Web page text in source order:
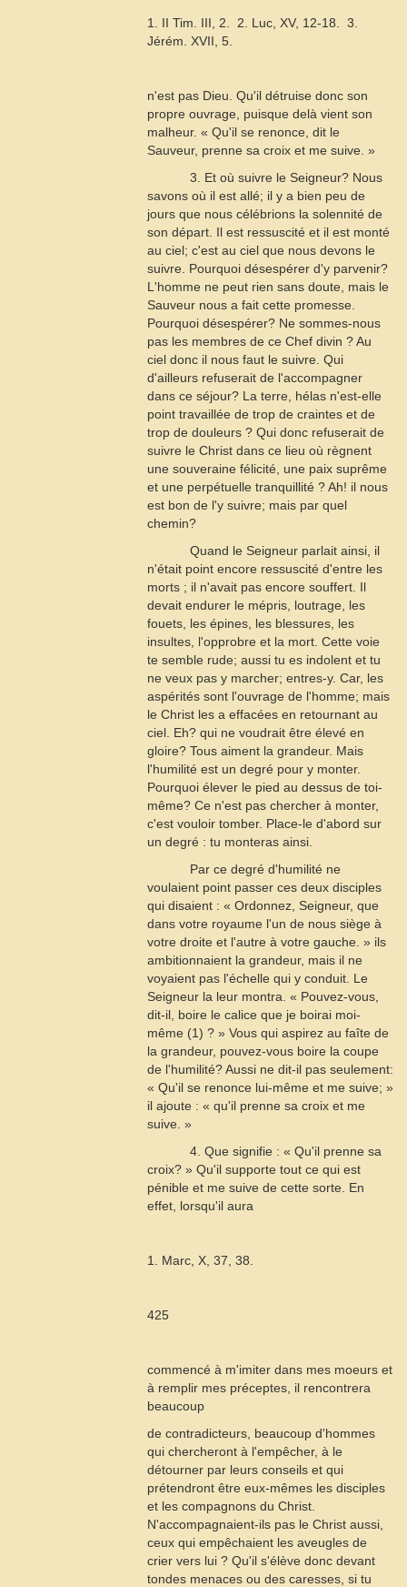
1. II Tim. III, 2.  2. Luc, XV, 12-18.  3.
Jérém. XVII, 5.
n'est pas Dieu. Qu'il détruise donc son
propre ouvrage, puisque delà vient son
malheur. « Qu'il se renonce, dit le
Sauveur, prenne sa croix et me suive. »
3. Et où suivre le Seigneur? Nous
savons où il est allé; il y a bien peu de
jours que nous célébrions la solennité de
son départ. Il est ressuscité et il est monté
au ciel; c'est au ciel que nous devons le
suivre. Pourquoi désespérer d'y parvenir?
L'homme ne peut rien sans doute, mais le
Sauveur nous a fait cette promesse.
Pourquoi désespérer? Ne sommes-nous
pas les membres de ce Chef divin ? Au
ciel donc il nous faut le suivre. Qui
d'ailleurs refuserait de l'accompagner
dans ce séjour? La terre, hélas n'est-elle
point travaillée de trop de craintes et de
trop de douleurs ? Qui donc refuserait de
suivre le Christ dans ce lieu où règnent
une souveraine félicité, une paix suprême
et une perpétuelle tranquillité ? Ah! il nous
est bon de l'y suivre; mais par quel
chemin?
Quand le Seigneur parlait ainsi, il
n'était point encore ressuscité d'entre les
morts ; il n'avait pas encore souffert. Il
devait endurer le mépris, loutrage, les
fouets, les épines, les blessures, les
insultes, l'opprobre et la mort. Cette voie
te semble rude; aussi tu es indolent et tu
ne veux pas y marcher; entres-y. Car, les
aspérités sont l'ouvrage de l'homme; mais
le Christ les a effacées en retournant au
ciel. Eh? qui ne voudrait être élevé en
gloire? Tous aiment la grandeur. Mais
l'humilité est un degré pour y monter.
Pourquoi élever le pied au dessus de toi-
même? Ce n'est pas chercher à monter,
c'est vouloir tomber. Place-le d'abord sur
un degré : tu monteras ainsi.
Par ce degré d'humilité ne
voulaient point passer ces deux disciples
qui disaient : « Ordonnez, Seigneur, que
dans votre royaume l'un de nous siège à
votre droite et l'autre à votre gauche. » ils
ambitionnaient la grandeur, mais il ne
voyaient pas l'échelle qui y conduit. Le
Seigneur la leur montra. « Pouvez-vous,
dit-il, boire le calice que je boirai moi-
même (1) ? » Vous qui aspirez au faîte de
la grandeur, pouvez-vous boire la coupe
de l'humilité? Aussi ne dit-il pas seulement:
« Qu'il se renonce lui-même et me suive; »
il ajoute : « qu'il prenne sa croix et me
suive. »
4. Que signifie : « Qu'il prenne sa
croix? » Qu'il supporte tout ce qui est
pénible et me suive de cette sorte. En
effet, lorsqu'il aura
1. Marc, X, 37, 38.
425
commencé à m'imiter dans mes moeurs et
à remplir mes préceptes, il rencontrera
beaucoup
de contradicteurs, beaucoup d'hommes
qui chercheront à l'empêcher, à le
détourner par leurs conseils et qui
prétendront être eux-mêmes les disciples
et les compagnons du Christ.
N'accompagnaient-ils pas le Christ aussi,
ceux qui empêchaient les aveugles de
crier vers lui ? Qu'il s'élève donc devant
tondes menaces ou des caresses, si tu